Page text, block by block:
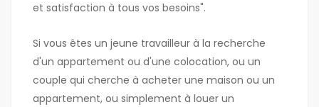
et satisfaction à tous vos besoins".
Si vous êtes un jeune travailleur à la recherche
d'un appartement ou d'une colocation, ou un
couple qui cherche à acheter une maison ou un
appartement, ou simplement à louer un